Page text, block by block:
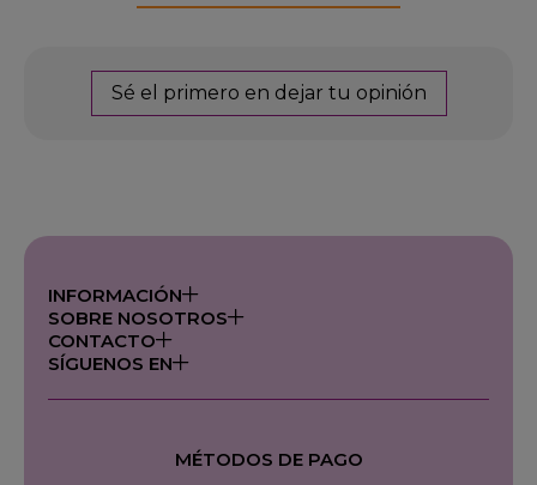
Sé el primero en dejar tu opinión
INFORMACIÓN
SOBRE NOSOTROS
CONTACTO
SÍGUENOS EN
MÉTODOS DE PAGO